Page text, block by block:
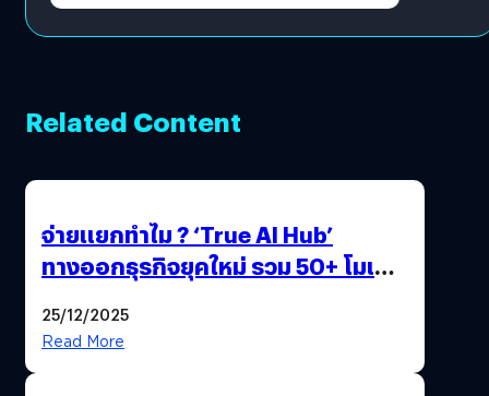
Related Content
จ่ายแยกทำไม ? ‘True AI Hub’
ทางออกธุรกิจยุคใหม่ รวม 50+ โมเดล
25/12/2025
Read More